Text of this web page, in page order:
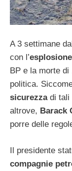
A 3 settimane
con l’
BP e la morte
politica.
sicurezza di tali
altrove, Barack
porre delle
Il presidente
compagnie